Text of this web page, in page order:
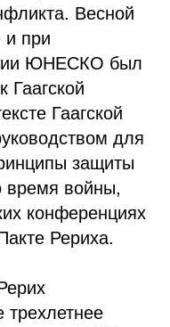
Весной
и при
ЮНЕСКО был
Гаагской
Гаагской
для
защиты
время войны,
конференциях
Рериха.
трехлетнее